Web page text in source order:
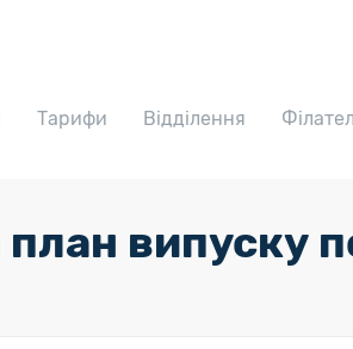
Тарифи Відділення
випуску